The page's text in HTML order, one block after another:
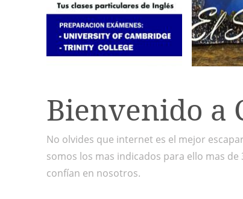
Bienvenido a
No olvides que internet es el mejor
somos los mas indicados para ello mas
confían en nosotros.